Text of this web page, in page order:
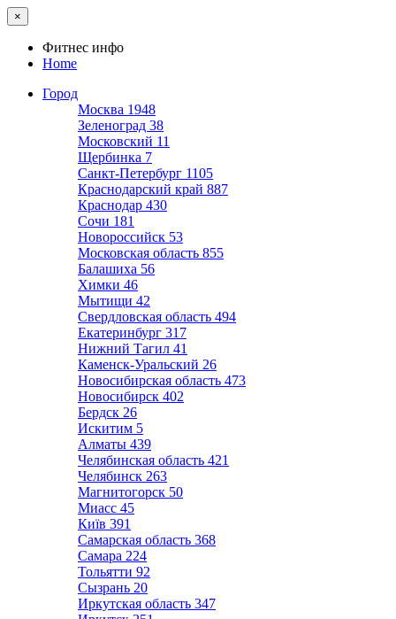
×
Фитнес инфо
Home
Город
Москва 1948
Зеленоград 38
Московский 11
Щербинка 7
Санкт-Петербург 1105
Краснодарский край 887
Краснодар 430
Сочи 181
Новороссийск 53
Московская область 855
Балашиха 56
Химки 46
Мытищи 42
Свердловская область 494
Екатеринбург 317
Нижний Тагил 41
Каменск-Уральский 26
Новосибирская область 473
Новосибирск 402
Бердск 26
Искитим 5
Алматы 439
Челябинская область 421
Челябинск 263
Магнитогорск 50
Миасс 45
Київ 391
Самарская область 368
Самара 224
Тольятти 92
Сызрань 20
Иркутская область 347